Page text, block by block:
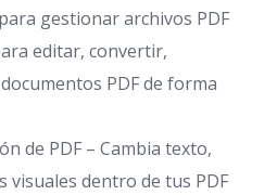
gestionar archivos PDF
editar, convertir,
PDF de forma
de PDF – Cambia texto,
visuales dentro de tus PDF